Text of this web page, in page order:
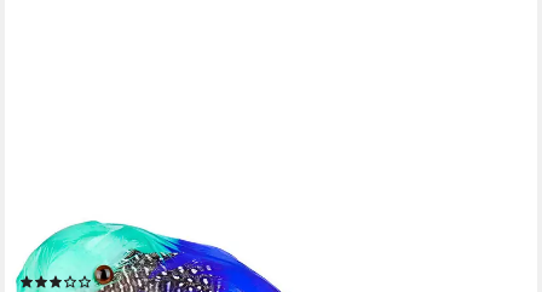
Dekofigur Piraten Papagei - Kostüm Zubehör Fasching Karneval,
Witziges Zubehör für euer Seemann- und Piraten Kostüm
(1)